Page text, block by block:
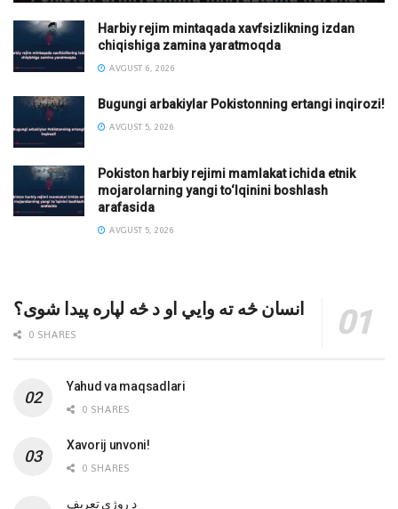
Harbiy rejim mintaqada xavfsizlikning izdan
chiqishiga zamina yaratmoqda
AVGUST 6, 2026
Bugungi arbakiylar Pokistonning ertangi inqirozi!
AVGUST 5, 2026
Pokiston harbiy rejimi mamlakat ichida etnik
mojarolarning yangi to‘lqinini boshlash
arafasida
AVGUST 5, 2026
انسان څه ته وایي او د څه لپاره پیدا شوی؟
0 SHARES
Yahud va maqsadlari
0 SHARES
Xavorij unvoni!
0 SHARES
‌د روژې تعریف